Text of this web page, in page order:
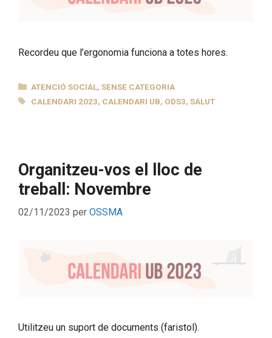
Recordeu que l’ergonomia funciona a totes hores.
CATEGORIES
ATENCIÓ SOCIAL,SENSE CATEGORIA
ETIQUETES
CALENDARI 2023, CALENDARI UB, ODS3,SALUT
Organitzeu-vos el lloc de
treball: Novembre
02/11/2023 per OSSMA
Utilitzeu un suport de documents (faristol).